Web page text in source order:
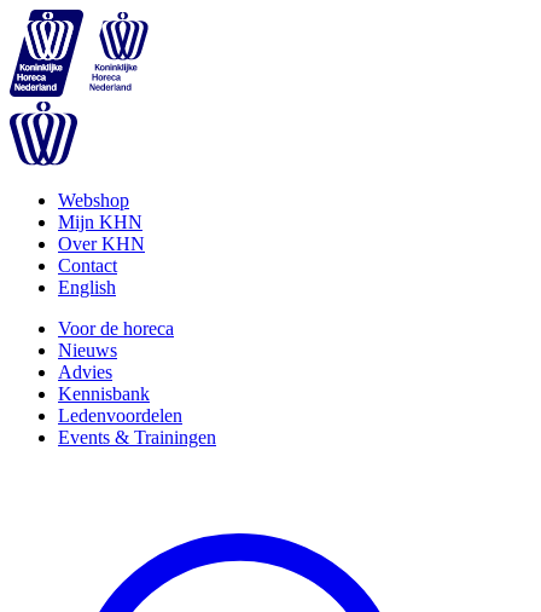
Webshop
Mijn KHN
Over KHN
Contact
English
Voor de horeca
Nieuws
Advies
Kennisbank
Ledenvoordelen
Events & Trainingen